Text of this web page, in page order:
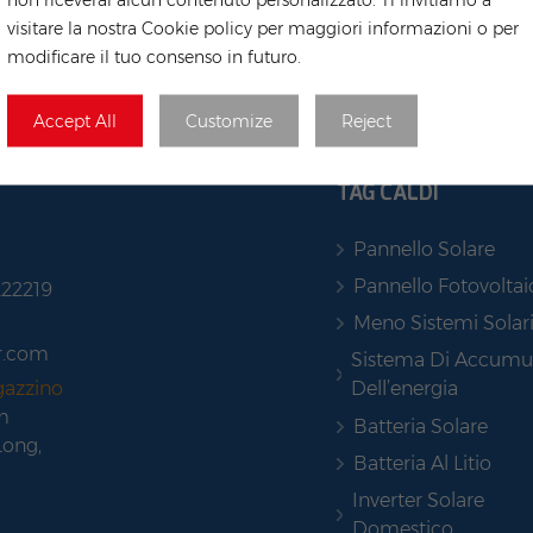
visitare la nostra Cookie policy per maggiori informazioni o per
modificare il tuo consenso in futuro.
Accept All Customize Reject
TAG CALDI
Pannello Solare
Pannello
Meno Sistemi Solari
Sistema Di
Dell’energia
Batteria Solare
Batteria Al Litio
Inverter Solare